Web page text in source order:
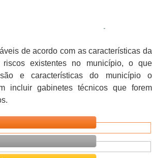
de acordo com as características da
existentes no município, o que
e características do município o
incluir gabinetes técnicos que forem